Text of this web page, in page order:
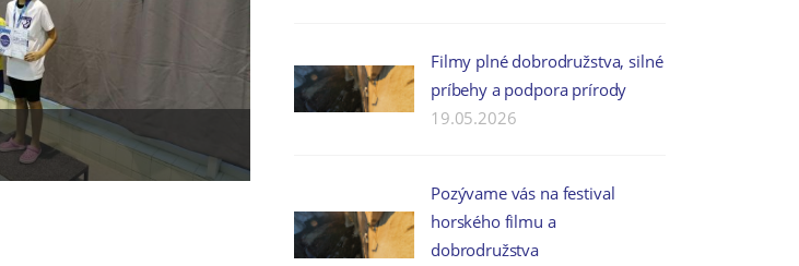
Filmy plné dobrodružstva, silné
príbehy a podpora prírody
19.05.2026
Pozývame vás na festival
horského filmu a
dobrodružstva